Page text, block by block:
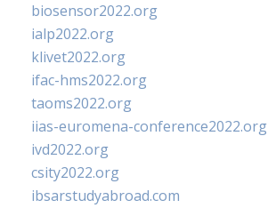
biosensor2022.org
ialp2022.org
klivet2022.org
ifac-hms2022.org
taoms2022.org
iias-euromena-conference2022.org
ivd2022.org
csity2022.org
ibsarstudyabroad.com